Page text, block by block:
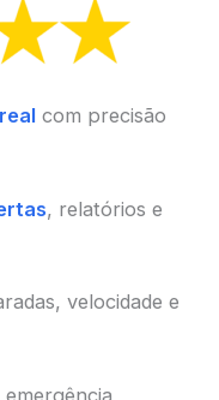
com precisão
, relatórios e
velocidade e